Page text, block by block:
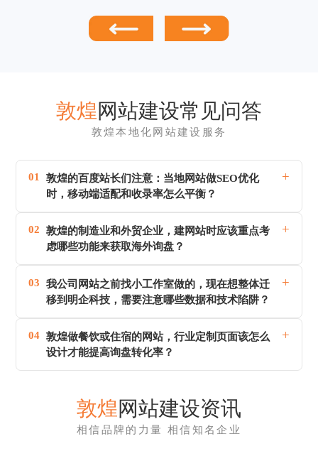
敦煌网站建设常见问答
敦煌本地化网站建设服务
01
敦煌的百度站长们注意：当地网站做SEO优化
时，移动端适配和收录率怎么平衡？
+
02 敦煌的制造业和外贸企业，建网站时应该重点考
虑哪些功能来获取海外询盘？
+
03 我公司网站之前找小工作室做的，现在想整体迁
移到明企科技，需要注意哪些数据和技术陷阱？
+
04 敦煌做餐饮或住宿的网站，行业定制页面该怎么
设计才能提高询盘转化率？
+
敦煌网站建设资讯
相信品牌的力量 相信知名企业